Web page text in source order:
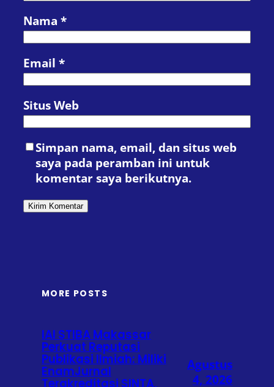
Nama *
Email *
Situs Web
Simpan nama, email, dan situs web
saya pada peramban ini untuk
komentar saya berikutnya.
MORE POSTS
IAI STIBA Makassar
Perkuat Reputasi
Publikasi Ilmiah: Miliki
EnamJurnal
Terakreditasi SINTA,
Agustus
4, 2026